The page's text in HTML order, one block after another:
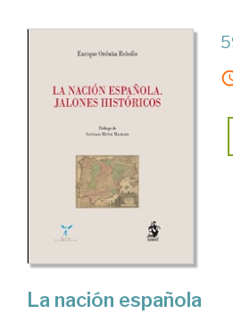
La nación española